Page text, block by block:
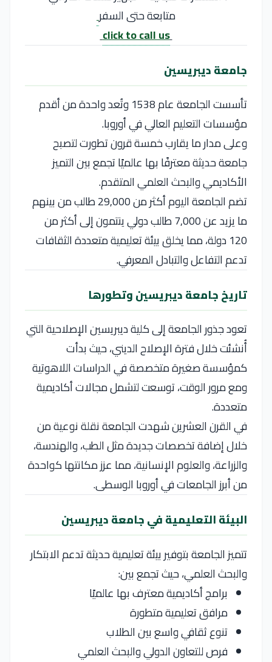
متابعة حتى السفر
click to call us
جامعة ديبريسين
تأسست الجامعة عام 1538 وتُعد واحدة من أقدم
مؤسسات التعليم العالي في أوروبا.
وعلى مدار ما يقارب خمسة قرون تطورت لتصبح
جامعة حديثة معترفًا بها عالميًا تجمع بين التميز
الأكاديمي والبحث العلمي المتقدم.
تضم الجامعة اليوم أكثر من 29,000 طالب من بينهم
ما يزيد عن 7,000 طالب دولي ينتمون إلى أكثر من
120 دولة، مما يخلق بيئة تعليمية متعددة الثقافات
تدعم التفاعل والتبادل المعرفي.
تاريخ جامعة ديبريسين وتطورها
تعود جذور الجامعة إلى كلية ديبريسين الإصلاحية التي
أُنشئت خلال فترة الإصلاح الديني، حيث بدأت
كمؤسسة صغيرة متخصصة في الدراسات اللاهوتية
ومع مرور الوقت، توسعت لتشمل مجالات أكاديمية
متعددة.
في القرن العشرين شهدت الجامعة نقلة نوعية من
خلال إضافة تخصصات جديدة مثل الطب، والهندسة،
والزراعة، والعلوم الإنسانية، مما عزز مكانتها كواحدة
من أبرز الجامعات في أوروبا الوسطى.
البيئة التعليمية في جامعة ديبريسين
تتميز الجامعة بتوفير بيئة تعليمية حديثة تدعم الابتكار
والبحث العلمي، حيث تجمع بين:
برامج أكاديمية معترف بها عالميًا
مرافق تعليمية متطورة
تنوع ثقافي واسع بين الطلاب
فرص للتعاون الدولي والبحث العلمي